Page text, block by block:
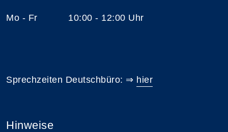
Mo - Fr 10:00 - 12:00 Uhr
Sprechzeiten Deutschbüro: ⇒ hier
Hinweise